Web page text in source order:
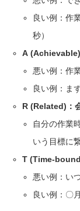
良い例：作
秒）
A (Achievable)
悪い例：作
良い例： ま
R (Related)：
自分の作業
いう目標に
T (Time-
悪い例： い
良い例： 〇